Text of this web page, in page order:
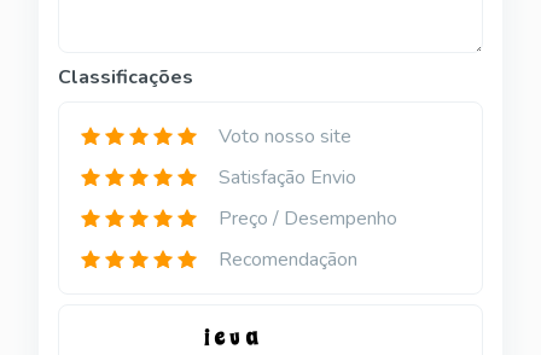
Classificações
Voto nosso site
Satisfação Envio
Preço / Desempenho
Recomendaçãon